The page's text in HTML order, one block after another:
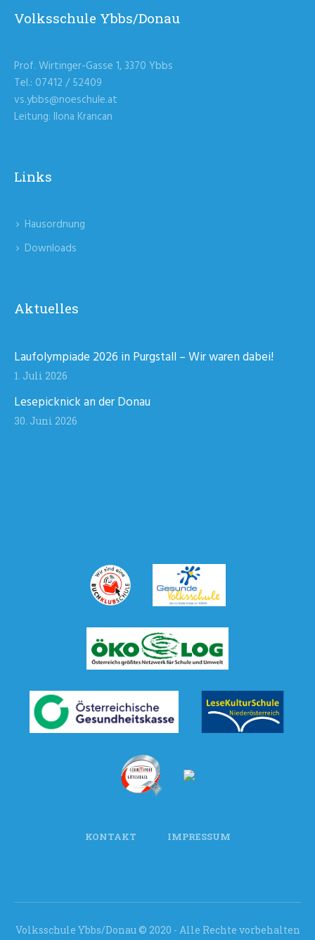
Volksschule Ybbs/Donau
Prof. Wirtinger-Gasse 1, 3370 Ybbs
Tel.: 07412 / 52409
vs.ybbs@noeschule.at
Leitung: Ilona Krancan
Links
Hausordnung
Downloads
Aktuelles
Laufolympiade 2026 in Purgstall – Wir waren dabei!
1. Juli 2026
Lesepicknick an der Donau
30. Juni 2026
KONTAKT IMPRESSUM
Volksschule Ybbs/Donau © 2020 - Alle Rechte vorbehalten